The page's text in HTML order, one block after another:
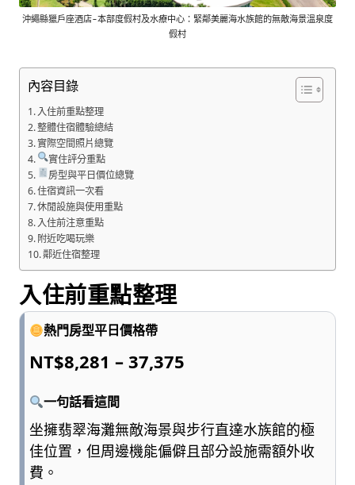
沖繩縣獵戶座酒店-本部度假村及水療中心：緊鄰美麗海水族館的無敵海景溫泉度
假村
內容目錄
入住前重點整理
整體住宿體驗總結
實際空間照片總覽
實住評分重點
房型與平日價位總覽
住宿資訊一次看
休閒設施與使用重點
入住前注意重點
附近吃喝玩樂
鄰近住宿整理
入住前重點整理
熱門房型平日價格帶
NT$8,281 – 37,375
一句話看這間
坐擁翡翠海灘無敵海景與步行直達水族館的極
佳位置，但周邊機能偏僻且部分設施需額外收
費。